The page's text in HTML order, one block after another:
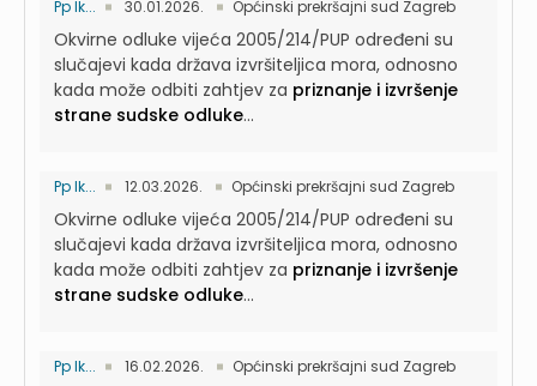
Pp Ik... 30.01.2026. Općinski prekršajni sud Zagreb
Okvirne odluke vijeća 2005/214/PUP određeni su
slučajevi kada država izvršiteljica mora, odnosno
kada može odbiti zahtjev za priznanje i izvršenje
strane sudske odluke...
Pp Ik... 12.03.2026. Općinski prekršajni sud Zagreb
Okvirne odluke vijeća 2005/214/PUP određeni su
slučajevi kada država izvršiteljica mora, odnosno
kada može odbiti zahtjev za priznanje i izvršenje
strane sudske odluke...
Pp Ik... 16.02.2026. Općinski prekršajni sud Zagreb